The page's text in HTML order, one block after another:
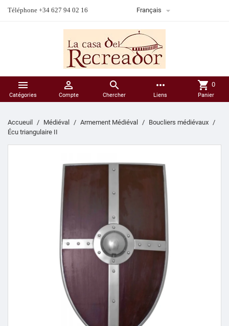
Téléphone +34 627 94 02 16 Français 

Catégories

Compte

Chercher
more_horiz
Liens
shopping_cart 0
Panier
Accueuil Médiéval Armement Médiéval
Boucliers médiévaux
Écu triangulaire II